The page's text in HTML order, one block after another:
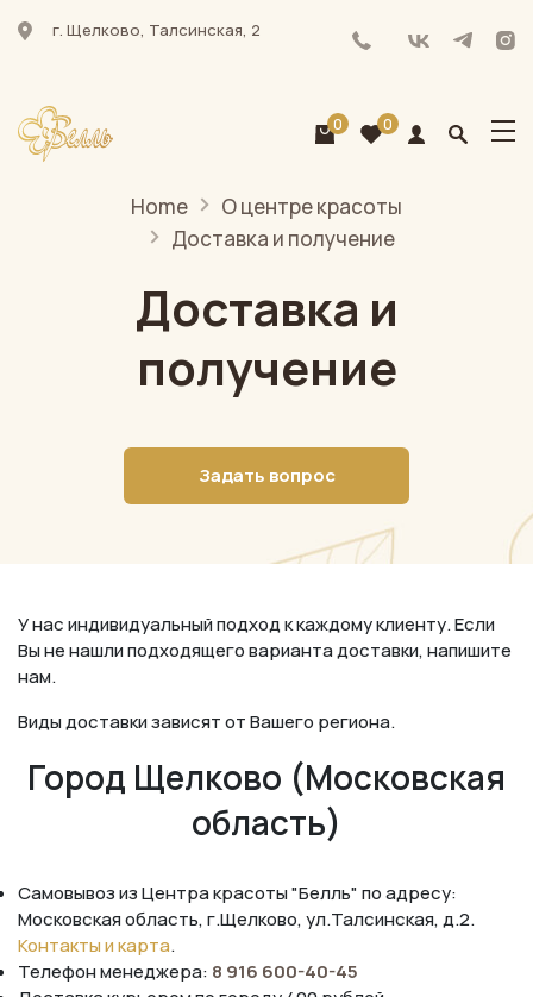
г. Щелково, Талсинская, 2
0 0
Home
О центре красоты
Доставка и получение
Доставка и
получение
Задать вопрос
У нас индивидуальный подход к каждому клиенту. Если
Вы не нашли подходящего варианта доставки, напишите
нам.
Виды доставки зависят от Вашего региона.
Город Щелково (Московская
область)
Самовывоз из Центра красоты "Белль" по адресу:
Московская область, г.Щелково, ул.Талсинская, д.2.
Контакты и карта.
Телефон менеджера: 8 916 600-40-45